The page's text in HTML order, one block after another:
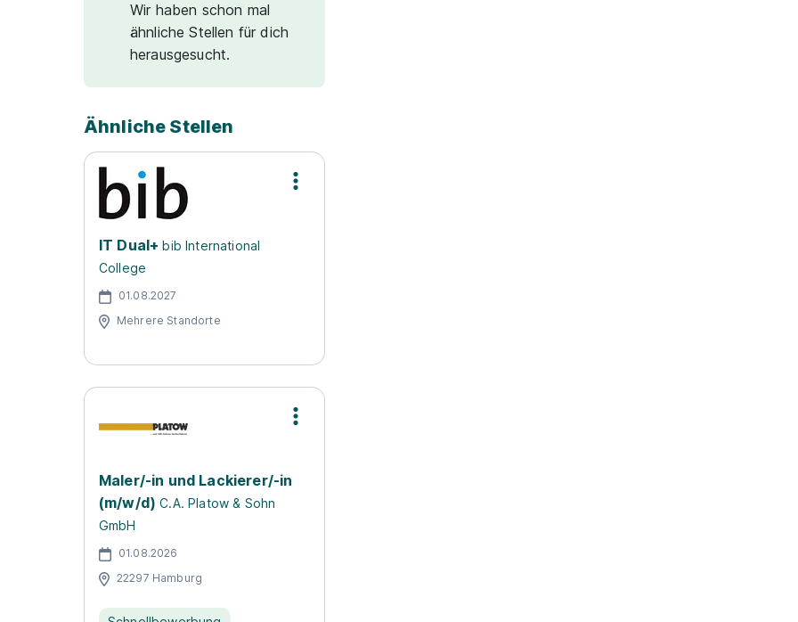
Wir haben schon mal
ähnliche Stellen für dich
herausgesucht.
Ähnliche Stellen
IT Dual+ bib International
College
01.08.2027
Mehrere Standorte
Maler/-in und Lackierer/-in
(m/w/d) C.A. Platow & Sohn
GmbH
01.08.2026
22297 Hamburg